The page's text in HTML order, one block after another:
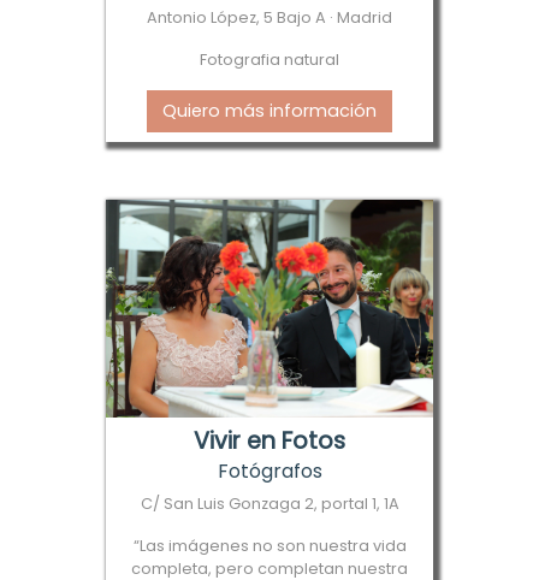
Antonio López, 5 Bajo A · Madrid
Fotografia natural
Quiero más información
Vivir en Fotos
Fotógrafos
C/ San Luis Gonzaga 2, portal 1, 1A
“Las imágenes no son nuestra vida
completa, pero completan nuestra